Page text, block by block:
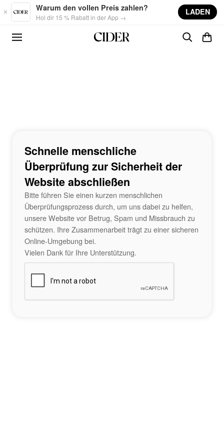
Skip to main content
Warum den vollen Preis zahlen?
Hol dir 15 % Rabatt in der App →
LADEN
Schnelle menschliche
Überprüfung zur Sicherheit der
Website abschließen
Bitte führen Sie einen kurzen menschlichen
Überprüfungsprozess durch, um uns dabei zu helfen,
unsere Website vor Betrug, Spam und Missbrauch zu
schützen. Ihre Zusammenarbeit trägt zu einer sicheren
Online-Umgebung bei.
Vielen Dank für Ihre Unterstützung.